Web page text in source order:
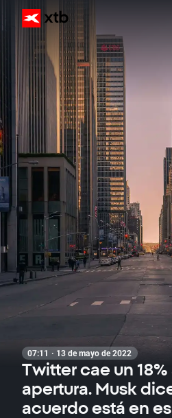
07:11 · 13 de mayo de 2022
Twitter cae un
apertura. Musk
acuerdo está en